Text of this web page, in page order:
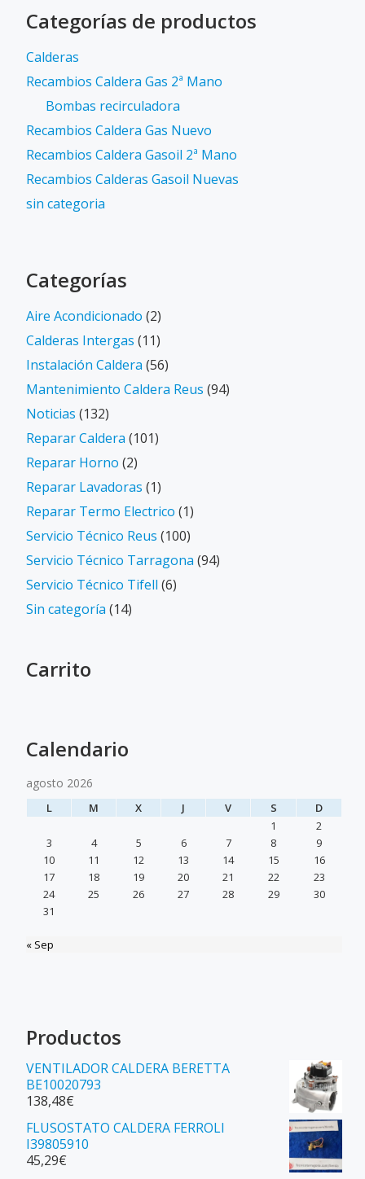
Categorías de productos
Calderas
Recambios Caldera Gas 2ª Mano
Bombas recirculadora
Recambios Caldera Gas Nuevo
Recambios Caldera Gasoil 2ª Mano
Recambios Calderas Gasoil Nuevas
sin categoria
Categorías
Aire Acondicionado (2)
Calderas Intergas (11)
Instalación Caldera (56)
Mantenimiento Caldera Reus (94)
Noticias (132)
Reparar Caldera (101)
Reparar Horno (2)
Reparar Lavadoras (1)
Reparar Termo Electrico (1)
Servicio Técnico Reus (100)
Servicio Técnico Tarragona (94)
Servicio Técnico Tifell (6)
Sin categoría (14)
Carrito
Calendario
agosto 2026
L M X J V S
D
1
2
3
4 5 6 7 8
9
10
11 12 13 14 15
16
17
18 19 20 21 22
23
24
25 26 27 28 29
30
31
« Sep
Productos
VENTILADOR CALDERA BERETTA
BE10020793
138,48€
FLUSOSTATO CALDERA FERROLI
I39805910
45,29€